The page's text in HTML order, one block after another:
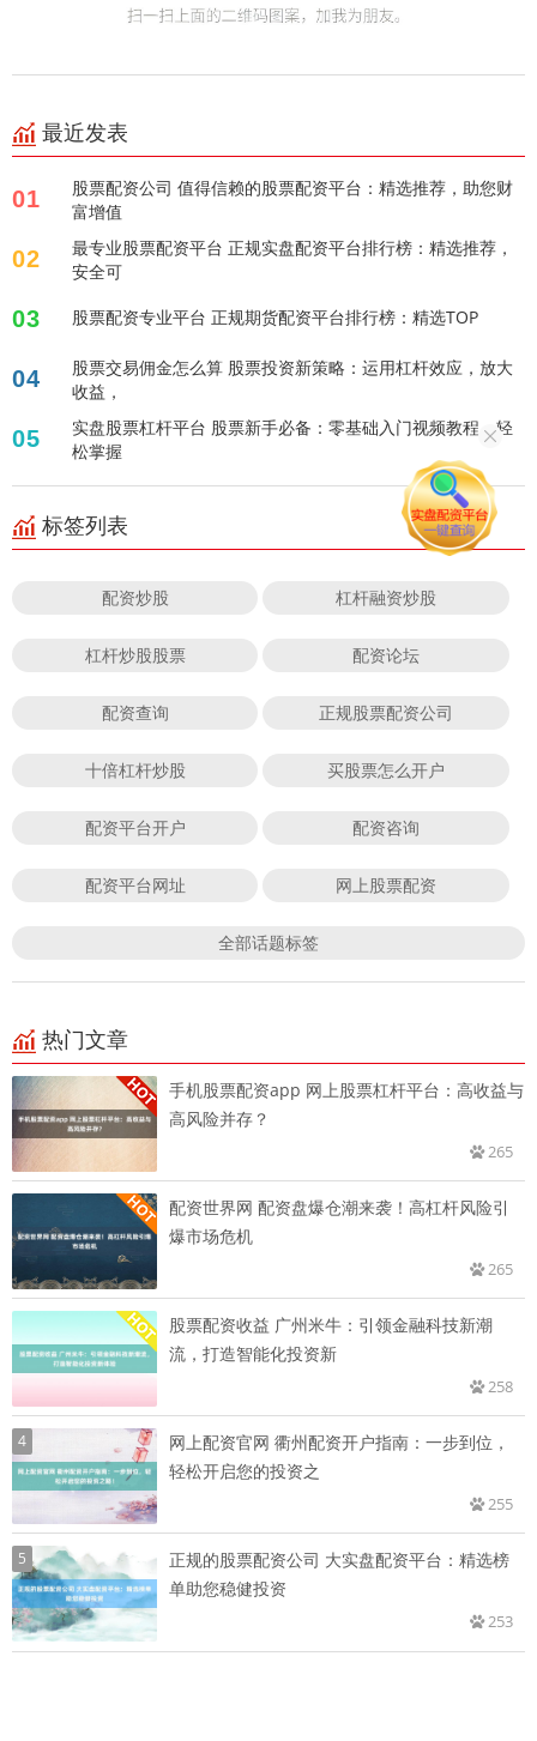
最近发表
01
股票配资公司 值得信赖的股票配资平台：精选推荐，助您财
富增值
02
最专业股票配资平台 正规实盘配资平台排行榜：精选推荐，
安全可
03 股票配资专业平台 正规期货配资平台排行榜：精选TOP
04
股票交易佣金怎么算 股票投资新策略：运用杠杆效应，放大
收益，
05
实盘股票杠杆平台 股票新手必备：零基础入门视频教程，轻
松掌握
标签列表
配资炒股 杠杆融资炒股
杠杆炒股股票 配资论坛
配资查询 正规股票配资公司
十倍杠杆炒股 买股票怎么开户
配资平台开户 配资咨询
配资平台网址 网上股票配资
全部话题标签
热门文章
手机股票配资app 网上股票杠杆平台：高收益与
高风险并存？
265
配资世界网 配资盘爆仓潮来袭！高杠杆风险引
爆市场危机
265
股票配资收益 广州米牛：引领金融科技新潮
流，打造智能化投资新
258
4
网上配资官网 衢州配资开户指南：一步到位，
轻松开启您的投资之
255
5
正规的股票配资公司 大实盘配资平台：精选榜
单助您稳健投资
253